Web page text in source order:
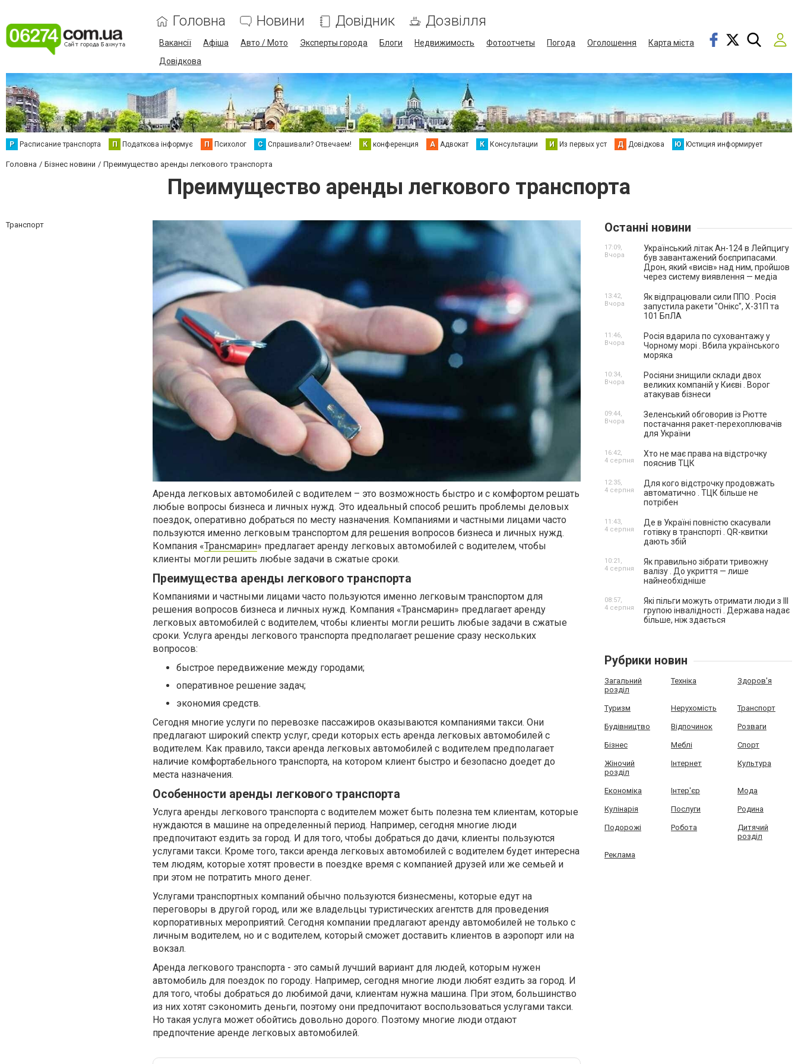
Головна Новини Довідник Дозвілля
Вакансії Афіша Авто / Мото Эксперты города Блоги Недвижимость Фотоотчеты Погода Оголошення
Карта міста
Довідкова
Р Расписание транспорта П Податкова інформує П Психолог С Спрашивали? Отвечаем! К конференция А Адвокат К Консультации И Из первых уст Д Довідкова Ю Юстиция информирует
Головна Бізнес новини Преимущество аренды легкового транспорта
Преимущество аренды легкового транспорта
Транспорт
Аренда легковых автомобилей с водителем – это возможность быстро и с комфортом решать
любые вопросы бизнеса и личных нужд. Это идеальный способ решить проблемы деловых
поездок, оперативно добраться по месту назначения. Компаниями и частными лицами часто
пользуются именно легковым транспортом для решения вопросов бизнеса и личных нужд.
Компания «Трансмарин» предлагает аренду легковых автомобилей с водителем, чтобы
клиенты могли решить любые задачи в сжатые сроки.
Преимущества аренды легкового транспорта
Компаниями и частными лицами часто пользуются именно легковым транспортом для
решения вопросов бизнеса и личных нужд. Компания «Трансмарин» предлагает аренду
легковых автомобилей с водителем, чтобы клиенты могли решить любые задачи в сжатые
сроки. Услуга аренды легкового транспорта предполагает решение сразу нескольких
вопросов:
быстрое передвижение между городами;
оперативное решение задач;
экономия средств.
Сегодня многие услуги по перевозке пассажиров оказываются компаниями такси. Они
предлагают широкий спектр услуг, среди которых есть аренда легковых автомобилей с
водителем. Как правило, такси аренда легковых автомобилей с водителем предполагает
наличие комфортабельного транспорта, на котором клиент быстро и безопасно доедет до
места назначения.
Особенности аренды легкового транспорта
Услуга аренды легкового транспорта с водителем может быть полезна тем клиентам, которые
нуждаются в машине на определенный период. Например, сегодня многие люди
предпочитают ездить за город. И для того, чтобы добраться до дачи, клиенты пользуются
услугами такси. Кроме того, такси аренда легковых автомобилей с водителем будет интересна
тем людям, которые хотят провести в поездке время с компанией друзей или же семьей и
при этом не потратить много денег.
Услугами транспортных компаний обычно пользуются бизнесмены, которые едут на
переговоры в другой город, или же владельцы туристических агентств для проведения
корпоративных мероприятий. Сегодня компании предлагают аренду автомобилей не только с
личным водителем, но и с водителем, который сможет доставить клиентов в аэропорт или на
вокзал.
Аренда легкового транспорта - это самый лучший вариант для людей, которым нужен
автомобиль для поездок по городу. Например, сегодня многие люди любят ездить за город. И
для того, чтобы добраться до любимой дачи, клиентам нужна машина. При этом, большинство
из них хотят сэкономить деньги, поэтому они предпочитают воспользоваться услугами такси.
Но такая услуга может обойтись довольно дорого. Поэтому многие люди отдают
предпочтение аренде легковых автомобилей.
Останні новини
Український літак Ан-124 в Лейпцигу
був завантажений боєприпасами.
Дрон, який «висів» над ним, пройшов
через систему виявлення — медіа
17:09,
Вчора
Як відпрацювали сили ППО . Росія
запустила ракети "Онікс", Х-31П та
101 БпЛА
13:42,
Вчора
Росія вдарила по суховантажу у
Чорному морі . Вбила українського
моряка
11:46,
Вчора
Росіяни знищили склади двох
великих компаній у Києві . Ворог
атакував бізнеси
10:34,
Вчора
Зеленський обговорив із Рютте
постачання ракет-перехоплювачів
для України
09:44,
Вчора
Хто не має права на відстрочку
пояснив ТЦК
16:42,
4 серпня
Для кого відстрочку продовжать
автоматично . ТЦК більше не
потрібен
12:35,
4 серпня
Де в Україні повністю скасували
готівку в транспорті . QR-квитки
дають збій
11:43,
4 серпня
Як правильно зібрати тривожну
валізу . До укриття — лише
найнеобхідніше
10:21,
4 серпня
Які пільги можуть отримати люди з III
групою інвалідності . Держава надає
більше, ніж здається
08:57,
4 серпня
Рубрики новин
Загальний
розділ
Техніка Здоров'я
Туризм Нерухомість Транспорт
Будівництво Відпочинок Розваги
Бізнес Меблі Спорт
Жіночий
розділ
Інтернет Культура
Економіка Інтер'єр Мода
Кулінарія Послуги Родина
Подорожі Робота
Дитячий
розділ
Реклама